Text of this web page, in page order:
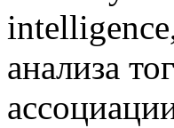
анализа